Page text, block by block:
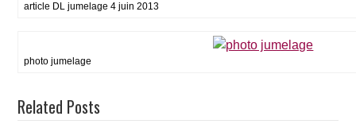
article DL jumelage 4 juin 2013
photo jumelage
Related Posts